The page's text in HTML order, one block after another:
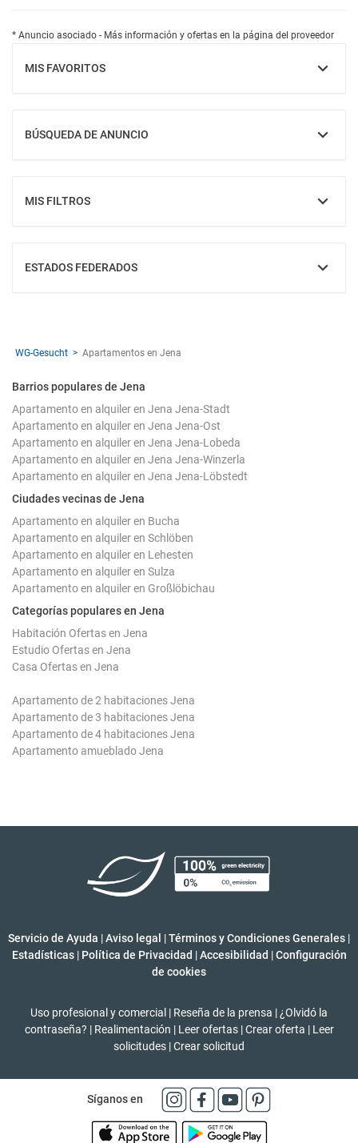
* Anuncio asociado - Más información y ofertas en la página del proveedor
MIS FAVORITOS
MOSTRAR
BÚSQUEDA DE ANUNCIO
MOSTRAR
MIS FILTROS
MOSTRAR
ESTADOS FEDERADOS
MOSTRAR
WG-Gesucht Apartamentos en Jena
Barrios populares de Jena
Apartamento en alquiler en Jena Jena-Stadt
Apartamento en alquiler en Jena Jena-Ost
Apartamento en alquiler en Jena Jena-Lobeda
Apartamento en alquiler en Jena Jena-Winzerla
Apartamento en alquiler en Jena Jena-Löbstedt
Ciudades vecinas de Jena
Apartamento en alquiler en Bucha
Apartamento en alquiler en Schlöben
Apartamento en alquiler en Lehesten
Apartamento en alquiler en Sulza
Apartamento en alquiler en Großlöbichau
Categorías populares en Jena
Habitación Ofertas en Jena
Estudio Ofertas en Jena
Casa Ofertas en Jena
Apartamento de 2 habitaciones Jena
Apartamento de 3 habitaciones Jena
Apartamento de 4 habitaciones Jena
Apartamento amueblado Jena
Servicio de Ayuda |Aviso legal |Términos y Condiciones Generales |
Estadísticas | Política de Privacidad | Accesibilidad | Configuración
de cookies
Uso profesional y comercial | Reseña de la prensa | ¿Olvidó la
contraseña? | Realimentación | Leer ofertas | Crear oferta | Leer
solicitudes |Crear solicitud
Síganos en